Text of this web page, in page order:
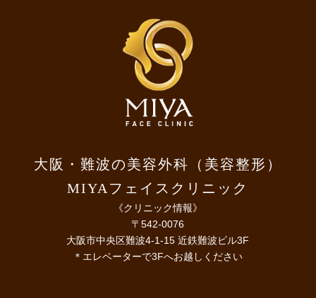
大阪・難波の美容外科（美容整形）
MIYAフェイスクリニック
《クリニック情報》
〒542-0076
大阪市中央区難波4-1-15 近鉄難波ビル3F
＊エレベーターで3Fへお越しください